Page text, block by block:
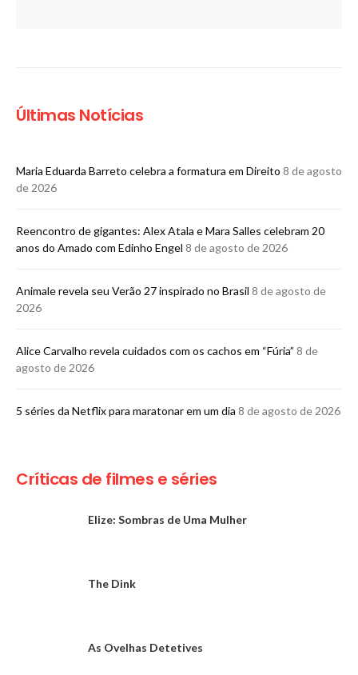
Últimas Notícias
Maria Eduarda Barreto celebra a formatura em Direito 8 de agosto
de 2026
Reencontro de gigantes: Alex Atala e Mara Salles celebram 20
anos do Amado com Edinho Engel 8 de agosto de 2026
Animale revela seu Verão 27 inspirado no Brasil 8 de agosto de
2026
Alice Carvalho revela cuidados com os cachos em “Fúria” 8 de
agosto de 2026
5 séries da Netflix para maratonar em um dia 8 de agosto de 2026
Críticas de filmes e séries
Elize: Sombras de Uma Mulher
The Dink
As Ovelhas Detetives